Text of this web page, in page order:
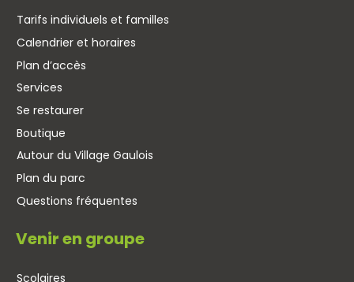
Tarifs individuels et familles
Calendrier et horaires
Plan d’accès
Services
Se restaurer
Boutique
Autour du Village Gaulois
Plan du parc
Questions fréquentes
Venir en groupe
Scolaires